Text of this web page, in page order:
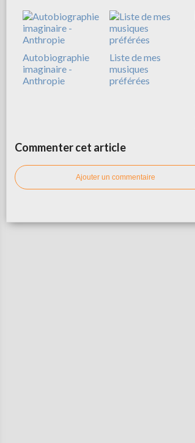
Autobiographie
imaginaire -
Anthropie
Liste de mes
musiques
préférées
Commenter cet article
Ajouter un commentaire